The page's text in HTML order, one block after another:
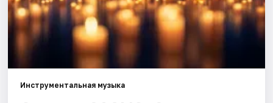
Рейтинги
Инструментальная музыка